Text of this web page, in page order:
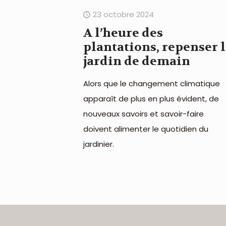
23 octobre 2024
A l’heure des
plantations, repenser
jardin de demain
Alors que le changement climatique
apparaît de plus en plus évident, de
nouveaux savoirs et savoir-faire
doivent alimenter le quotidien du
jardinier.